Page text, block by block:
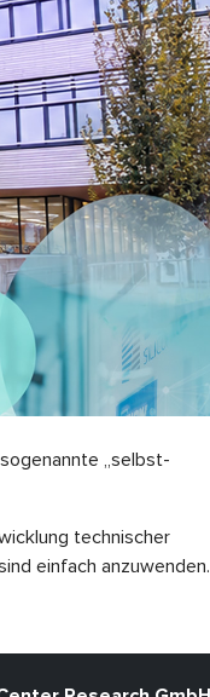
„selbst-
technischer
einfach anzuwenden.